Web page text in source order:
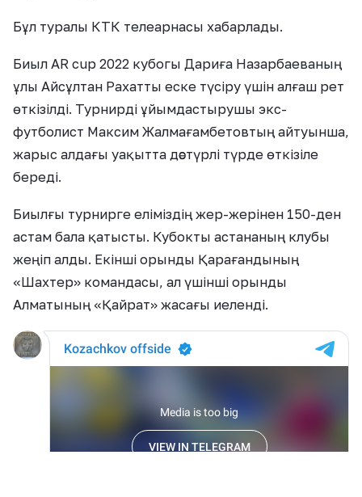
Бұл туралы КТК телеарнасы хабарлады.
Биыл AR cup 2022 кубогы Дариға Назарбаеваның
ұлы Айсұлтан Рахатты еске түсіру үшін алғаш рет
өткізілді. Турнирді ұйымдастырушы экс-
футболист Максим Жалмағамбетовтың айтуынша,
жарыс алдағы уақытта дәстүрлі түрде өткізіле
береді.
Биылғы турнирге еліміздің жер-жерінен 150-ден
астам бала қатысты. Кубокты астананың клубы
жеңіп алды. Екінші орынды Қарағандының
«Шахтер» командасы, ал үшінші орынды
Алматының «Қайрат» жасағы иеленді.